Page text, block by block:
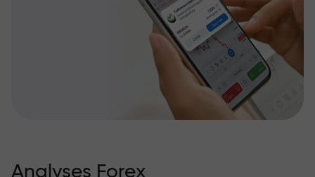
Analyses Forex